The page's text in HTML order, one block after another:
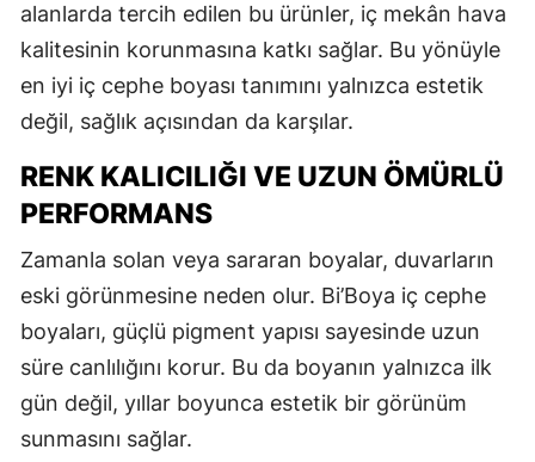
alanlarda tercih edilen bu ürünler, iç mekân hava
kalitesinin korunmasına katkı sağlar. Bu yönüyle
en iyi iç cephe boyası tanımını yalnızca estetik
değil, sağlık açısından da karşılar.
RENK KALICILIĞI VE UZUN ÖMÜRLÜ
PERFORMANS
Zamanla solan veya sararan boyalar, duvarların
eski görünmesine neden olur. Bi’Boya iç cephe
boyaları, güçlü pigment yapısı sayesinde uzun
süre canlılığını korur. Bu da boyanın yalnızca ilk
gün değil, yıllar boyunca estetik bir görünüm
sunmasını sağlar.